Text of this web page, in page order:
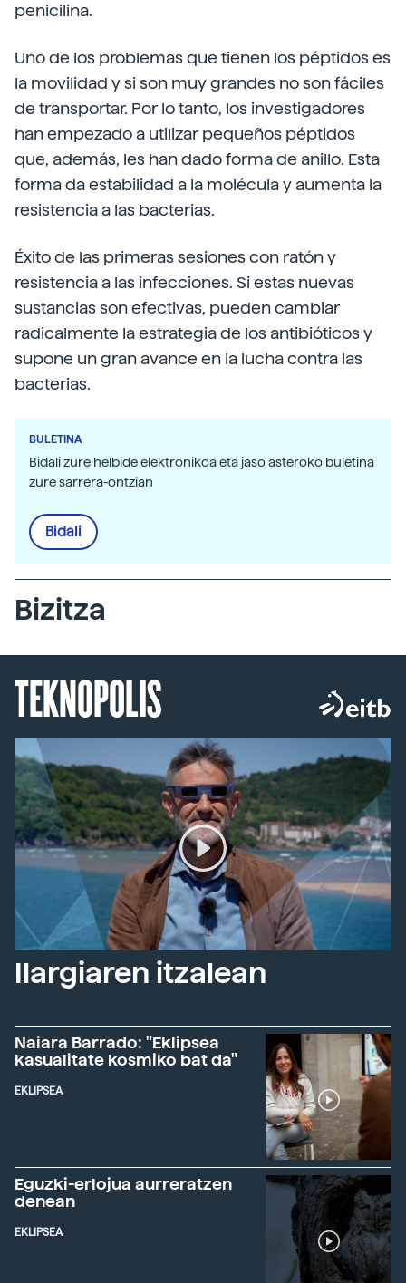
penicilina.
Uno de los problemas que tienen los péptidos es
la movilidad y si son muy grandes no son fáciles
de transportar. Por lo tanto, los investigadores
han empezado a utilizar pequeños péptidos
que, además, les han dado forma de anillo. Esta
forma da estabilidad a la molécula y aumenta la
resistencia a las bacterias.
Éxito de las primeras sesiones con ratón y
resistencia a las infecciones. Si estas nuevas
sustancias son efectivas, pueden cambiar
radicalmente la estrategia de los antibióticos y
supone un gran avance en la lucha contra las
bacterias.
BULETINA
Bidali zure helbide elektronikoa eta jaso asteroko buletina
zure sarrera-ontzian
Bidali
Bizitza
TEKNOPOLIS
Ilargiaren itzalean
Naiara Barrado: "Eklipsea
kasualitate kosmiko bat da"
EKLIPSEA
Eguzki-erlojua aurreratzen
denean
EKLIPSEA